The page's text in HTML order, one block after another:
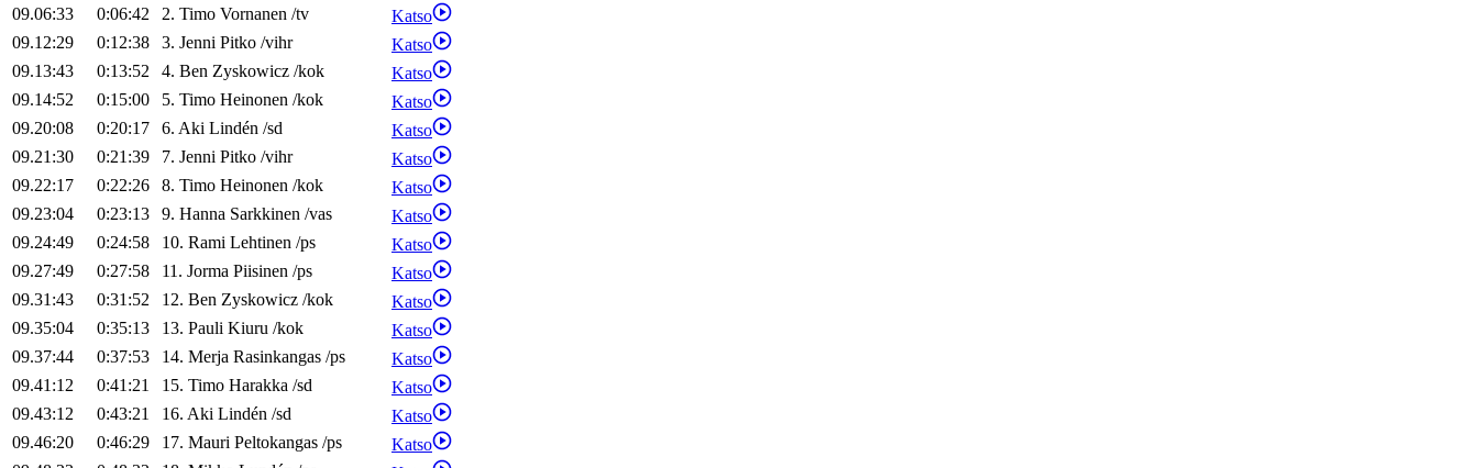
09.06:33
0:06:42 2. Timo Vornanen /tv
Katso
09.12:29
0:12:38 3. Jenni Pitko /vihr
Katso
09.13:43
0:13:52 4. Ben Zyskowicz /kok
Katso
09.14:52
0:15:00 5. Timo Heinonen /kok
Katso
09.20:08
0:20:17 6. Aki Lindén /sd
Katso
09.21:30
0:21:39 7. Jenni Pitko /vihr
Katso
09.22:17
0:22:26 8. Timo Heinonen /kok
Katso
09.23:04
0:23:13 9. Hanna Sarkkinen /vas
Katso
09.24:49
0:24:58 10. Rami Lehtinen /ps
Katso
09.27:49
0:27:58 11. Jorma Piisinen /ps
Katso
09.31:43
0:31:52 12. Ben Zyskowicz /kok
Katso
09.35:04
0:35:13 13. Pauli Kiuru /kok
Katso
09.37:44
0:37:53 14. Merja Rasinkangas /ps
Katso
09.41:12
0:41:21 15. Timo Harakka /sd
Katso
09.43:12
0:43:21 16. Aki Lindén /sd
Katso
09.46:20
0:46:29 17. Mauri Peltokangas /ps
Katso